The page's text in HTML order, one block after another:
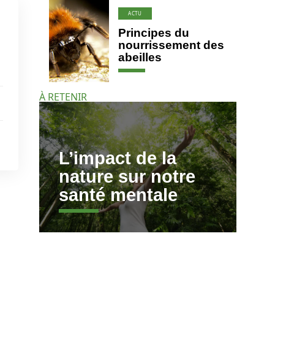
ACTU
Principes du
nourrissement des
abeilles
À RETENIR
L’impact de la
nature sur notre
santé mentale